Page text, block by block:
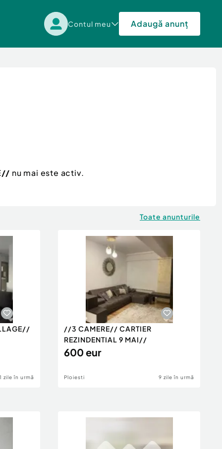
Contul meu Adaugă anunț
nu mai este activ.
Toate anunturile
zile în urmă
//3 CAMERE// CARTIER
REZINDENTIAL 9 MAI//
600 eur
Ploiesti 9 zile în urmă